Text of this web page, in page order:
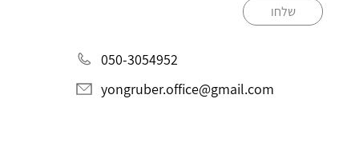
שלחו
050-3054952
yongruber.office@gmail.com